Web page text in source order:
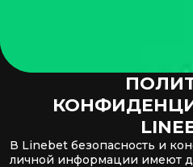
В Linebet безопасность и
личной информации имеют